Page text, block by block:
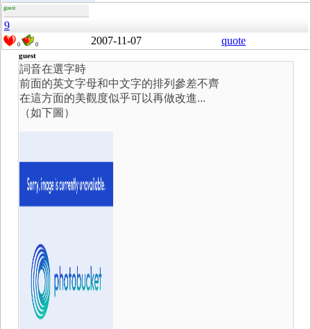
guest
9
0 0 2007-11-07 quote
guest
詞音在選字時
前面的英文字母和中文字的排列參差不齊
在這方面的美觀度似乎可以再做改進...
（如下圖）